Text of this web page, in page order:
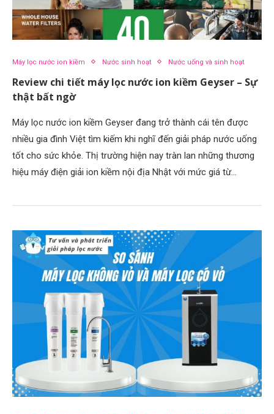
Máy lọc nước ion kiềm Nước sinh hoạt Nước uống và sinh hoạt
Review chi tiết máy lọc nước ion kiềm Geyser – Sự
thật bất ngờ
Máy lọc nước ion kiềm Geyser đang trở thành cái tên được
nhiều gia đình Việt tìm kiếm khi nghĩ đến giải pháp nước uống
tốt cho sức khỏe. Thị trường hiện nay tràn lan những thương
hiệu máy điện giải ion kiềm nội địa Nhật với mức giá từ…